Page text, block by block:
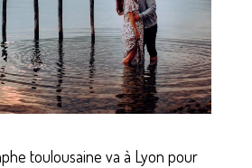
toulousaine va à Lyon pour